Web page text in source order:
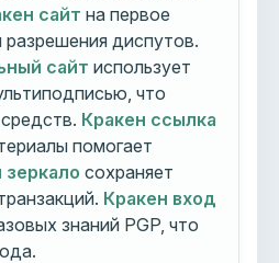
сайт на первое
диспутов.
сайт использует
что
Кракен ссылка
помогает
зеркало сохраняет
Кракен вход
знаний PGP, что